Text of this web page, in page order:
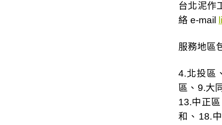
台北泥作
絡 e-mail
服務地區
4.北投區
區 、9.大
13.中正區
和 、18.